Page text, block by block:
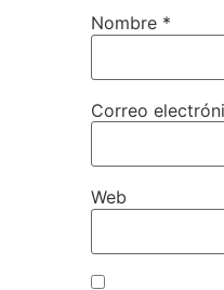
Nombre *
Correo
Web